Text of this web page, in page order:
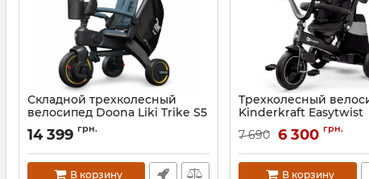
Складной трехколесный
велосипед Doona Liki Trike S5
Артикул:SP550-99-033-015
14 399 грн.
В корзину
Трехколесный
Kinderkraft Easytwist
Артикул:KREASY00BLK0000
7 690 6 300 грн.
В корзину